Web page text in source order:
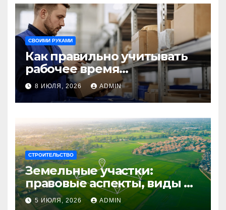
СВОИМИ РУКАМИ
Как правильно учитывать
рабочее время
сотрудников: советы для
бизнеса
8 ИЮЛЯ, 2026 ADMIN
СТРОИТЕЛЬСТВО
Земельные участки:
правовые аспекты, виды и
возможности
5 ИЮЛЯ, 2026 ADMIN